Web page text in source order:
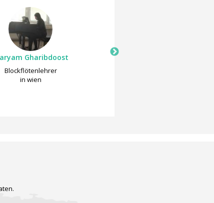
Gharibdoost
Blockflötenlehrer
in wien